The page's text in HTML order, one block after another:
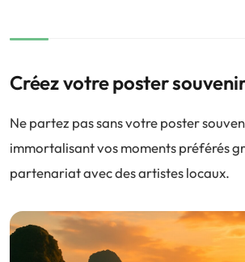
Créez votre poster
Ne partez pas sans votre poster
immortalisant vos moments préférés
partenariat avec des artistes locaux.